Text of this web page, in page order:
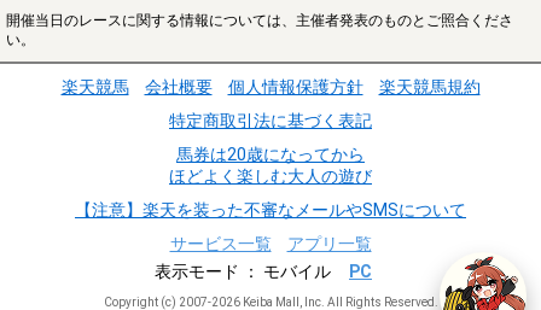
開催当日のレースに関する情報については、主催者発表のものとご照合くださ
い。
楽天競馬 会社概要 個人情報保護方針
楽天競馬規約
特定商取引法に基づく表記
馬券は20歳になってから
ほどよく楽しむ大人の遊び
【注意】楽天を装った不審なメールやSMSについて
サービス一覧
アプリ一覧
表示モード
モバイル PC
Copyright (c) 2007-2026 Keiba Mall, Inc. All Rights Reserved.